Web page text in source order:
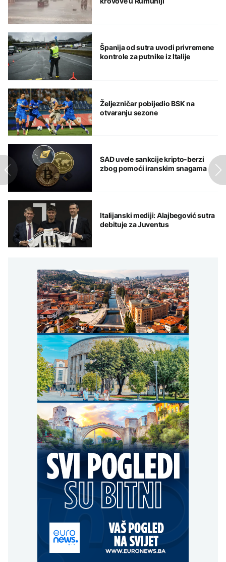
Španija od sutra uvodi privremene
kontrole za putnike iz Italije
Željezničar pobijedio BSK na
otvaranju sezone
SAD uvele sankcije kripto-berzi
zbog pomoći iranskim snagama
Italijanski mediji: Alajbegović sutra
debituje za Juventus